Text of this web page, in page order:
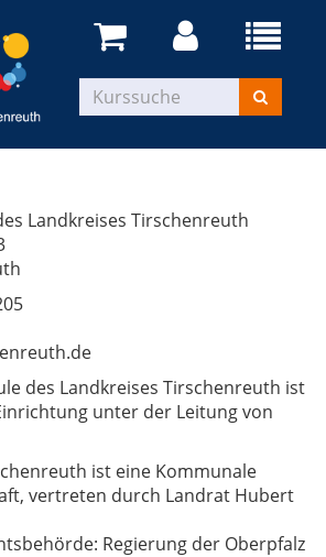
Landkreises Tirschenreuth
des Landkreises Tirschenreuth ist
unter der Leitung von
ist eine Kommunale
vertreten durch Landrat Hubert
Regierung der Oberpfalz